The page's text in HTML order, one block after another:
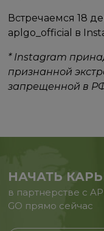
Встречаемся 18
aplgo_official в
* Instagram
признанной
запрещенной в
НАЧАТЬ
в партнерстве с
GO прямо сейчас